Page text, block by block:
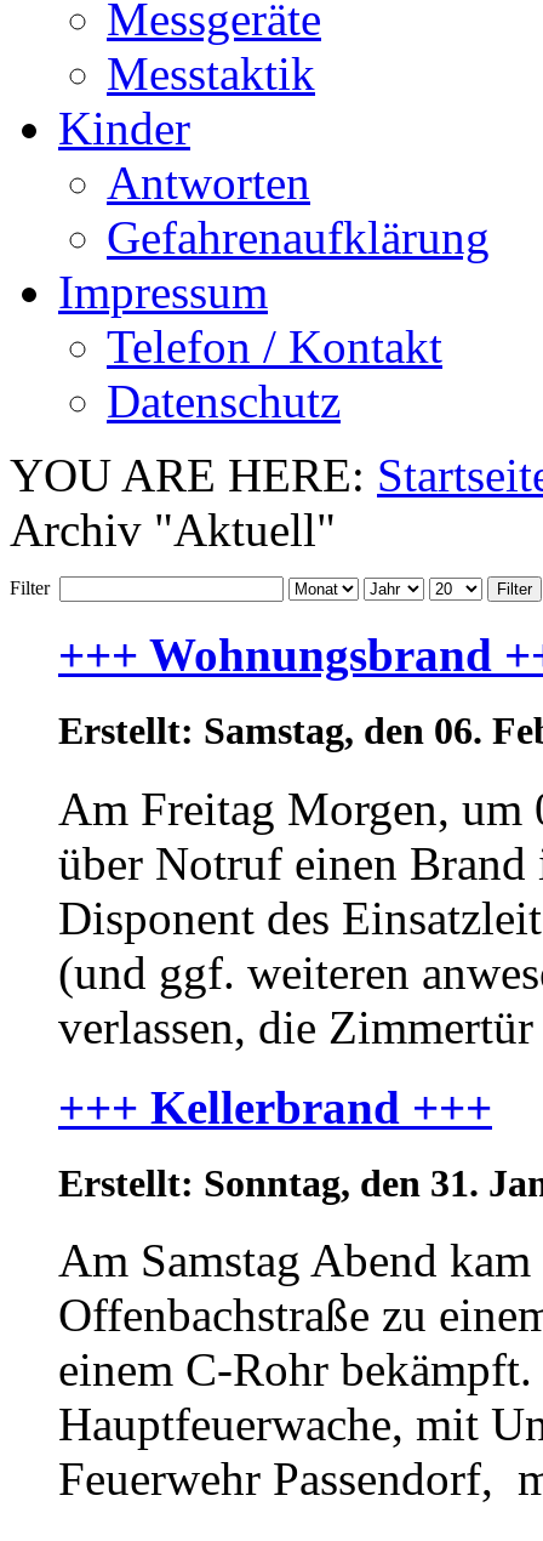
Messgeräte
Messtaktik
Kinder
Antworten
Gefahrenaufklärung
Impressum
Telefon / Kontakt
Datenschutz
YOU ARE HERE:
Archiv "Aktuell"
Filter Filter
+++ Wohnungsbrand
Erstellt: Samstag, den 06.
Am Freitag Morgen, um
über Notruf einen Brand
Disponent des
(und ggf. weiteren
verlassen, die
+++ Kellerbrand +++
Erstellt: Sonntag, den 31.
Am Samstag Abend
Offenbachstraße zu
einem C-Rohr
Hauptfeuerwache, mit
Feuerwehr Passendorf,